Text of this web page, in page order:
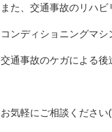
また、交通事故のリハビ
コンディショニングマシ
交通事故のケガによる
お気軽にご相談ください